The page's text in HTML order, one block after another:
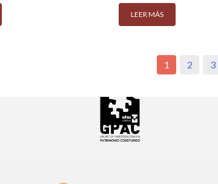
LEER MÁS
1 2 3